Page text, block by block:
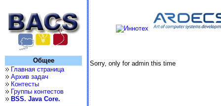
Общее
Главная страница
Архив задач
Контесты
Группы контестов
BSS. Java Core.
Sorry, only for admin this time